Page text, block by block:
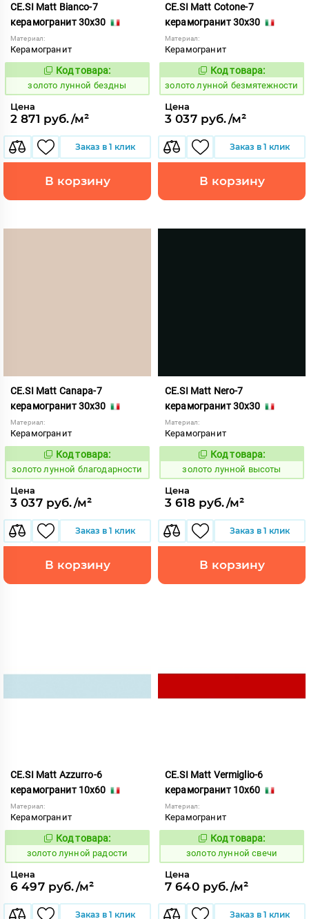
CE.SI Matt Bianco-7
керамогранит 30x30
Материал:
Керамогранит
521877
Код товара:
золото лунной бездны
Цена
2 871 руб./м²
Заказ в 1 клик
В корзину
CE.SI Matt Cotone-7
керамогранит 30x30
Материал:
Керамогранит
521879
Код товара:
золото лунной безмятежности
Цена
3 037 руб./м²
Заказ в 1 клик
В корзину
CE.SI Matt Canapa-7
керамогранит 30x30
Материал:
Керамогранит
521878
Код товара:
золото лунной благодарности
Цена
3 037 руб./м²
Заказ в 1 клик
В корзину
CE.SI Matt Nero-7
керамогранит 30x30
Материал:
Керамогранит
521882
Код товара:
золото лунной высоты
Цена
3 618 руб./м²
Заказ в 1 клик
В корзину
CE.SI Matt Azzurro-6
керамогранит 10x60
Материал:
Керамогранит
521952
Код товара:
золото лунной радости
Цена
6 497 руб./м²
Заказ в 1 клик
CE.SI Matt Vermiglio-6
керамогранит 10x60
Материал:
Керамогранит
521959
Код товара:
золото лунной свечи
Цена
7 640 руб./м²
Заказ в 1 клик